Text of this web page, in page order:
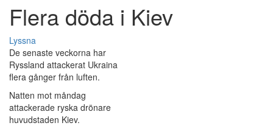
Flera döda i Kiev
Lyssna
De senaste veckorna har
Ryssland attackerat Ukraina
flera gånger från luften.
Natten mot måndag
attackerade ryska drönare
huvudstaden Kiev.